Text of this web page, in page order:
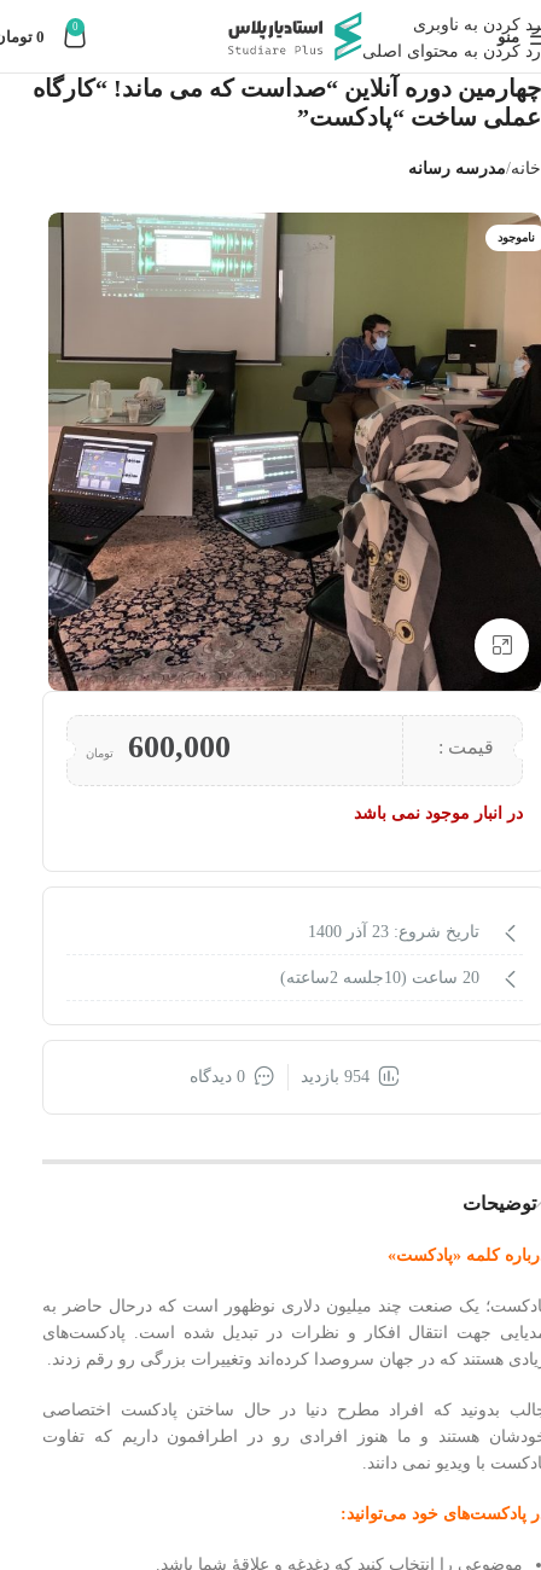
رد کردن به ناوبری
رد کردن به محتوای اصلی
منو
0
0
چهارمین دوره آنلاین “صداست كه مى ماند! “كارگاه
عملى ساخت “پادكست”
خانه مدرسه رسانه
ناموجود
بزرگنمایی تصویر
قیمت : 600,000 تومان
در انبار موجود نمی باشد
تاریخ شروع: 23 آذر 1400
20 ساعت (10جلسه 2ساعته)
954 بازدید 0 دیدگاه
توضیحات
کلمه «پادکست»
یک صنعت چند میلیون دلاری نوظهور است که درحال حاضر به
جهت انتقال افکار و نظرات در تبدیل شده است. پادکست‌های
هستند که در جهان سروصدا کرده‌اند وتغییرات بزرگی رو رقم زدند.
بدونید که افراد مطرح دنیا در حال ساختن پادکست اختصاصی
هستند و ما هنوز افرادی رو در اطرافمون داریم که تفاوت
با ویدیو نمی دانند.
پادکست‌های خود می‌توانید:
موضوعی را انتخاب کنید که دغدغه و علاقۀ شما باشد.